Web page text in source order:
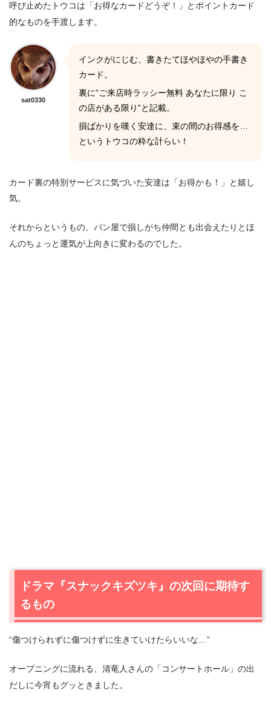
呼び止めたトウコは「お得なカードどうぞ！」とポイントカード
的なものを手渡します。
sat0330
インクがにじむ、書きたてほやほやの手書き
カード。
裏に“ご来店時ラッシー無料 あなたに限り こ
の店がある限り”と記載。
損ばかりを嘆く安達に、束の間のお得感を…
というトウコの粋な計らい！
カード裏の特別サービスに気づいた安達は「お得かも！」と嬉し
気。
それからというもの、パン屋で損しがち仲間とも出会えたりとほ
んのちょっと運気が上向きに変わるのでした。
ドラマ『スナックキズツキ』の次回に期待す
るもの
“傷つけられずに傷つけずに生きていけたらいいな…”
オープニングに流れる、清竜人さんの「コンサートホール」の出
だしに今宵もグッときました。